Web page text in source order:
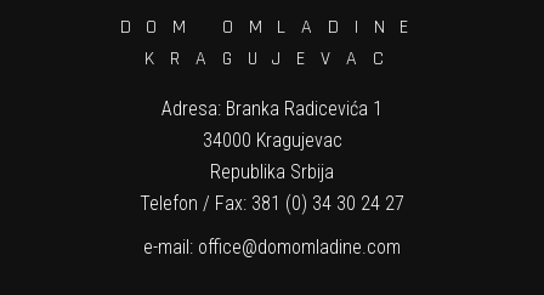
DOM OMLADINE
KRAGUJEVAC
Adresa: Branka Radicevića 1
34000 Kragujevac
Republika Srbija
Telefon / Fax: 381 (0) 34 30 24 27
e-mail: office@domomladine.com